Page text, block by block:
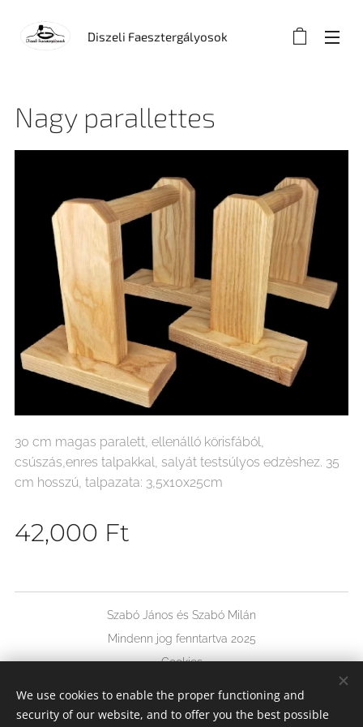
Diszeli Faesztergályosok
Nagy parallettes
30 cm magas paralett, ellenálló körisfából,
csúszás,enres talpakkal, salyát testsúlyos edzèshez. 35
cm hosszú, talpazata: 3,5x10x25cm
42,000 Ft
Szabó János és Szabó Milán
Mindenn jog fenntartva 2025
Cookies
Languages
Magyar
Deutsch English
We use cookies to enable the proper functioning and
security of our website, and to offer you the best possible